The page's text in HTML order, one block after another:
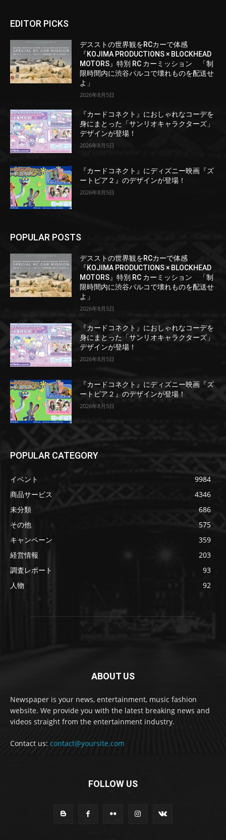
EDITOR PICKS
デスストの世界観をRCカーで体感
『KOJIMA PRODUCTIONS × BLOCKHEAD
MOTORS』特別 RC カーミッション 「制
限時間内に渋谷パルコで壊れものを配送せ
よ」
2026年8月5日
『カードコネクト』におしゃれなコーデを
身にまとった「サンリオキャラクターズ」
デザインが登場！
2026年8月5日
『カードコネクト』にディズニー映画『ズ
ートピア２』のデザインが登場！
2026年8月5日
POPULAR POSTS
デスストの世界観をRCカーで体感
『KOJIMA PRODUCTIONS × BLOCKHEAD
MOTORS』特別 RC カーミッション 「制
限時間内に渋谷パルコで壊れものを配送せ
よ」
2026年8月5日
『カードコネクト』におしゃれなコーデを
身にまとった「サンリオキャラクターズ」
デザインが登場！
2026年8月5日
『カードコネクト』にディズニー映画『ズ
ートピア２』のデザインが登場！
2026年8月5日
POPULAR CATEGORY
イベント
9984
商品サービス
4346
未分類
686
その他
575
キャンペーン
359
経営情報
203
調査レポート
93
人物
92
ABOUT US
Newspaper is your news, entertainment, music fashion
website. We provide you with the latest breaking news and
videos straight from the entertainment industry.
Contact us: contact@yoursite.com
FOLLOW US